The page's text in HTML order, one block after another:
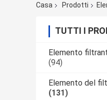
Casa Prodotti
TUTTI I
Elemento
(94)
Elemento del
(131)